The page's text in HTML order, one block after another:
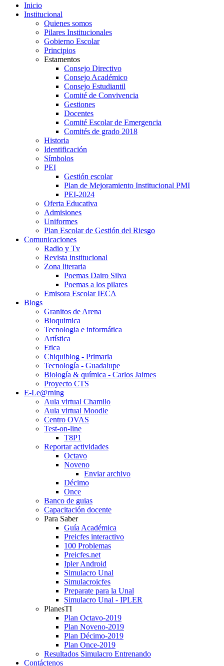
Inicio
Institucional
Quienes somos
Pilares Institucionales
Gobierno Escolar
Principios
Estamentos
Consejo Directivo
Consejo Académico
Consejo Estudiantil
Comité de Convivencia
Gestiones
Docentes
Comité Escolar de Emergencia
Comités de grado 2018
Historia
Identificación
Símbolos
PEI
Gestión escolar
Plan de Mejoramiento Institucional PMI
PEI-2024
Oferta Educativa
Admisiones
Uniformes
Plan Escolar de Gestión del Riesgo
Comunicaciones
Radio y Tv
Revista institucional
Zona literaria
Poemas Dairo Silva
Poemas a los pilares
Emisora Escolar IECA
Blogs
Granitos de Arena
Bioquimica
Tecnologia e informática
Artística
Etica
Chiquiblog - Primaria
Tecnología - Guadalupe
Biología & química - Carlos Jaimes
Proyecto CTS
E-Le@rning
Aula virtual Chamilo
Aula virtual Moodle
Centro OVAS
Test-on-line
T8P1
Reportar actividades
Octavo
Noveno
Enviar archivo
Décimo
Once
Banco de guias
Capacitación docente
Para Saber
Guía Académica
Preicfes interactivo
100 Problemas
Preicfes.net
Ipler Android
Simulacro Unal
Simulacroicfes
Preparate para la Unal
Simulacro Unal - IPLER
PlanesTI
Plan Octavo-2019
Plan Noveno-2019
Plan Décimo-2019
Plan Once-2019
Resultados Simulacro Entrenando
Contáctenos